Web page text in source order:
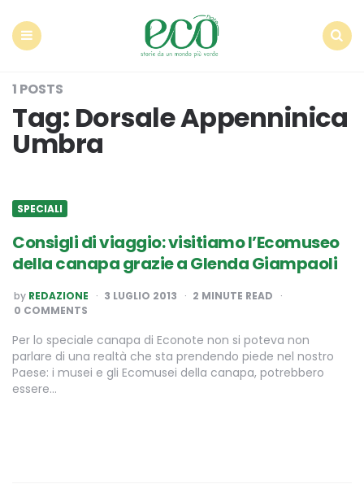
1 POSTS
Tag: Dorsale Appenninica
Umbra
SPECIALI
Consigli di viaggio: visitiamo l’Ecomuseo
della canapa grazie a Glenda Giampaoli
POSTED
BY
by REDAZIONE 3 LUGLIO 2013 2 MINUTE READ
0 COMMENTS
Per lo speciale canapa di Econote non si poteva non
parlare di una realtà che sta prendendo piede nel nostro
Paese: i musei e gli Ecomusei della canapa, potrebbero
essere…